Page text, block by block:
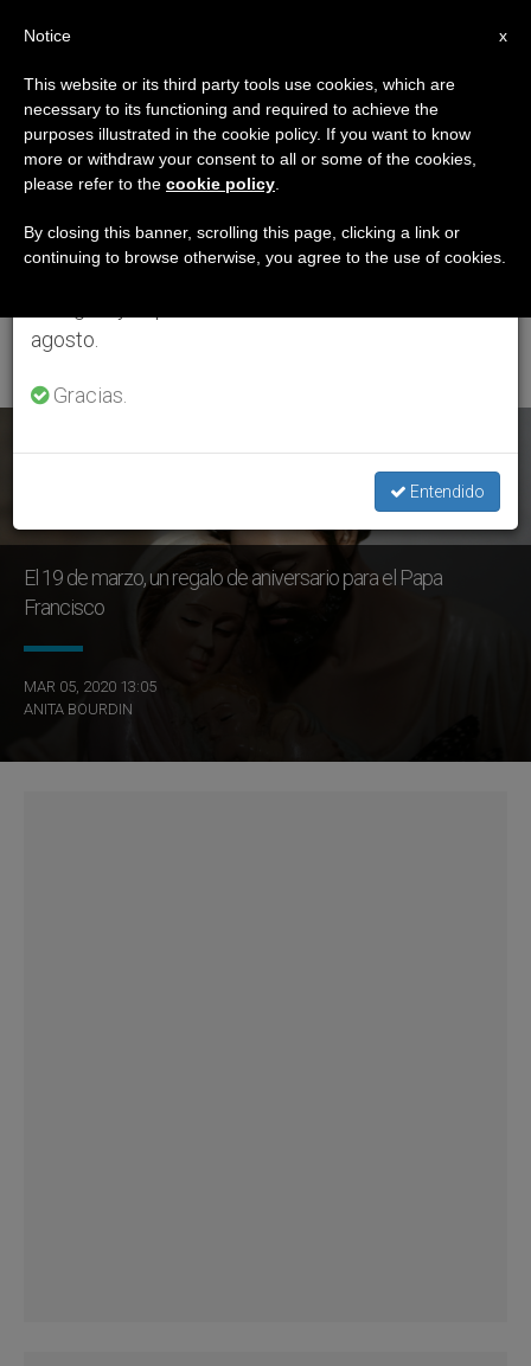
ETIQUETA
Posts Tagged
‘Congreso De
Misericordia De
El 19 de marzo, un regalo de aniversario para el Papa
Francisco
MAR 05, 2020 13:05
ANITA BOURDIN
×
Aviso importante
Del 27 de julio al 7 de agosto haremos la pausa
anual, aprovechando que en el periodo de verano
se generan menos informaciones y también el
agosto.
Gracias.
Entendido
x
Notice
This website or its third party tools use cookies, which are
necessary to its functioning and required to achieve the
purposes illustrated in the cookie policy. If you want to know
more or withdraw your consent to all or some of the cookies,
please refer to the cookie policy
By closing this banner, scrolling this page, clicking a link or
continuing to browse otherwise, you agree to the use of cookies.